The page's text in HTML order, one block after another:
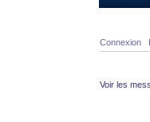
Connexion
Voir les